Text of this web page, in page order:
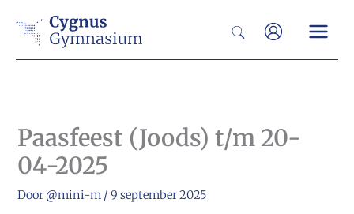
naar
Zoeken
Paasfeest (Joods) t/m 20-
04-2025
Door @mini-m /9 september 2025